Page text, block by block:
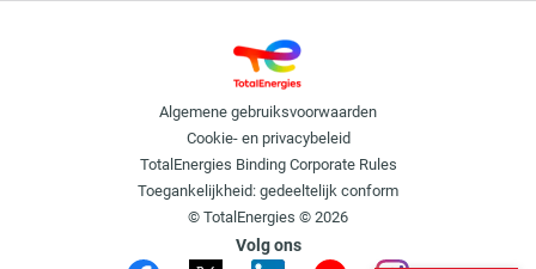
Algemene gebruiksvoorwaarden
Cookie- en privacybeleid
TotalEnergies Binding Corporate Rules
Toegankelijkheid: gedeeltelijk conform
© TotalEnergies © 2026
Volg ons